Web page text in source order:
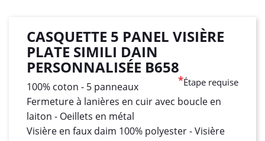
CASQUETTE 5 PANEL VISIÈRE
PLATE SIMILI DAIN
PERSONNALISÉE B658
*Étape requise
100% coton - 5 panneaux
Fermeture à lanières en cuir avec boucle en
laiton - Oeillets en métal
Visière en faux daim 100% polyester - Visière